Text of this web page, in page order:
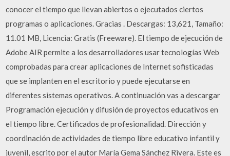
conocer el tiempo que llevan abiertos o ejecutados ciertos
programas o aplicaciones. Gracias . Descargas: 13,621, Tamaño:
11.01 MB, Licencia: Gratis (Freeware). El tiempo de ejecución de
Adobe AIR permite a los desarrolladores usar tecnologías Web
comprobadas para crear aplicaciones de Internet sofisticadas
que se implanten en el escritorio y puede ejecutarse en
diferentes sistemas operativos. A continuación vas a descargar
Programación ejecución y difusión de proyectos educativos en
el tiempo libre. Certificados de profesionalidad. Dirección y
coordinación de actividades de tiempo libre educativo infantil y
juvenil, escrito por el autor María Gema Sánchez Rivera. Este es